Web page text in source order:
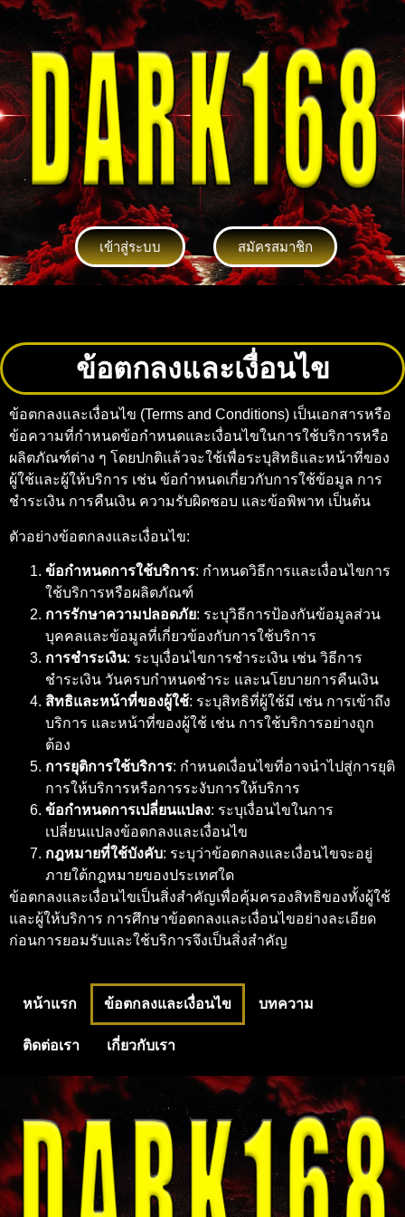
เข้าสู่ระบบ สมัครสมาชิก
ข้อตกลงและเงื่อนไข
ข้อตกลงและเงื่อนไข (Terms and Conditions) เป็นเอกสารหรือ
ข้อความที่กำหนดข้อกำหนดและเงื่อนไขในการใช้บริการหรือ
ผลิตภัณฑ์ต่าง ๆ โดยปกติแล้วจะใช้เพื่อระบุสิทธิและหน้าที่ของ
ผู้ใช้และผู้ให้บริการ เช่น ข้อกำหนดเกี่ยวกับการใช้ข้อมูล การ
ชำระเงิน การคืนเงิน ความรับผิดชอบ และข้อพิพาท เป็นต้น
ตัวอย่างข้อตกลงและเงื่อนไข:
ข้อกำหนดการใช้บริการ: กำหนดวิธีการและเงื่อนไขการ
ใช้บริการหรือผลิตภัณฑ์
การรักษาความปลอดภัย: ระบุวิธีการป้องกันข้อมูลส่วน
บุคคลและข้อมูลที่เกี่ยวข้องกับการใช้บริการ
การชำระเงิน: ระบุเงื่อนไขการชำระเงิน เช่น วิธีการ
ชำระเงิน วันครบกำหนดชำระ และนโยบายการคืนเงิน
สิทธิและหน้าที่ของผู้ใช้: ระบุสิทธิที่ผู้ใช้มี เช่น การเข้าถึง
บริการ และหน้าที่ของผู้ใช้ เช่น การใช้บริการอย่างถูก
ต้อง
การยุติการใช้บริการ: กำหนดเงื่อนไขที่อาจนำไปสู่การยุติ
การให้บริการหรือการระงับการให้บริการ
ข้อกำหนดการเปลี่ยนแปลง: ระบุเงื่อนไขในการ
เปลี่ยนแปลงข้อตกลงและเงื่อนไข
กฎหมายที่ใช้บังคับ: ระบุว่าข้อตกลงและเงื่อนไขจะอยู่
ภายใต้กฎหมายของประเทศใด
ข้อตกลงและเงื่อนไขเป็นสิ่งสำคัญเพื่อคุ้มครองสิทธิของทั้งผู้ใช้
และผู้ให้บริการ การศึกษาข้อตกลงและเงื่อนไขอย่างละเอียด
ก่อนการยอมรับและใช้บริการจึงเป็นสิ่งสำคัญ
หน้าแรก ข้อตกลงและเงื่อนไข บทความ
ติดต่อเรา เกี่ยวกับเรา